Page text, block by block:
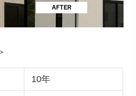
10年